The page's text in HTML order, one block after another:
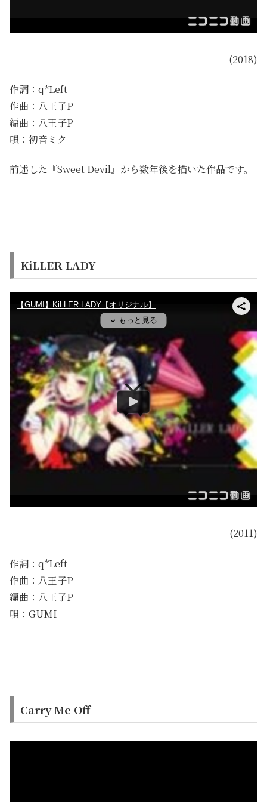
(2018)
作詞：q*Left
作曲：八王子P
編曲：八王子P
唄：初音ミク
前述した『Sweet Devil』から数年後を描いた作品です。
KiLLER LADY
(2011)
作詞：q*Left
作曲：八王子P
編曲：八王子P
唄：GUMI
Carry Me Off